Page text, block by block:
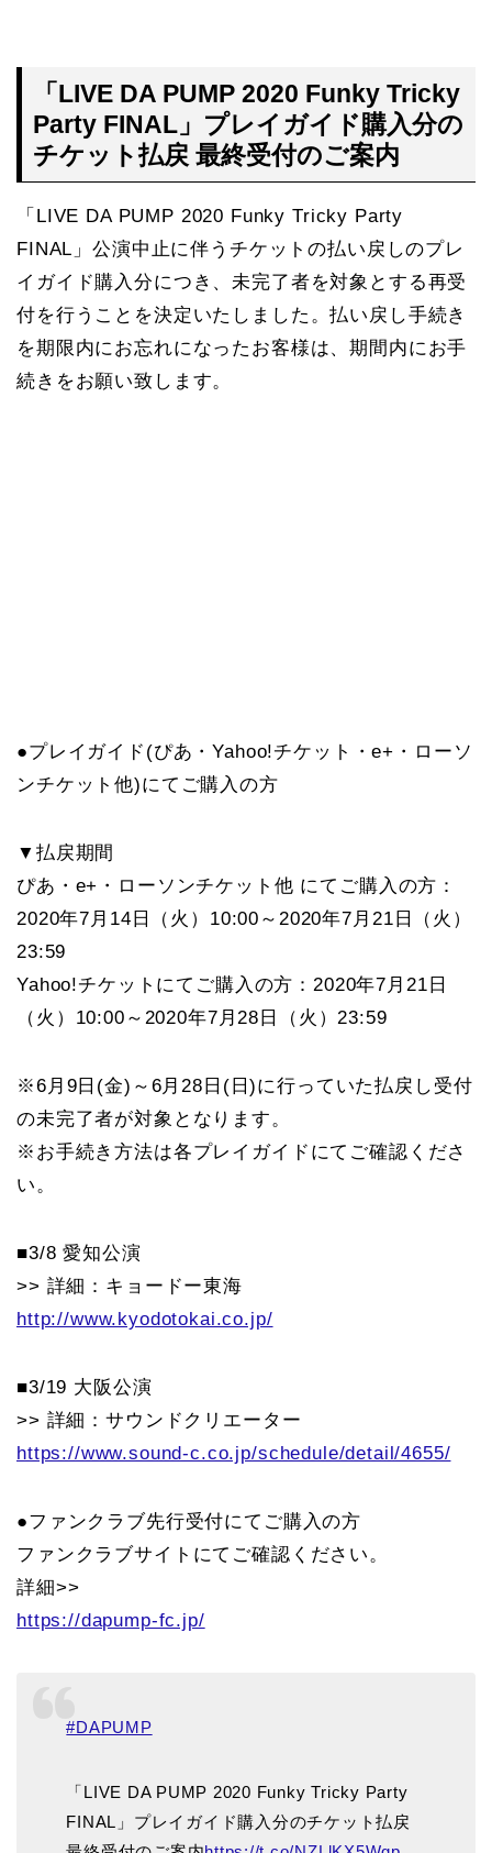
「LIVE DA PUMP 2020 Funky Tricky
Party FINAL」プレイガイド購入分の
チケット払戻 最終受付のご案内
「LIVE DA PUMP 2020 Funky Tricky Party
FINAL」公演中止に伴うチケットの払い戻しのプレ
イガイド購入分につき、未完了者を対象とする再受
付を行うことを決定いたしました。払い戻し手続き
を期限内にお忘れになったお客様は、期間内にお手
続きをお願い致します。
●プレイガイド(ぴあ・Yahoo!チケット・e+・ローソ
ンチケット他)にてご購入の方
▼払戻期間
ぴあ・e+・ローソンチケット他 にてご購入の方：
2020年7月14日（火）10:00～2020年7月21日（火）
23:59
Yahoo!チケットにてご購入の方：2020年7月21日
（火）10:00～2020年7月28日（火）23:59
※6月9日(金)～6月28日(日)に行っていた払戻し受付
の未完了者が対象となります。
※お手続き方法は各プレイガイドにてご確認くださ
い。
■3/8 愛知公演
>> 詳細：キョードー東海
http://www.kyodotokai.co.jp/
■3/19 大阪公演
>> 詳細：サウンドクリエーター
https://www.sound-c.co.jp/schedule/detail/4655/
●ファンクラブ先行受付にてご購入の方
ファンクラブサイトにてご確認ください。
詳細>>
https://dapump-fc.jp/
#DAPUMP
「LIVE DA PUMP 2020 Funky Tricky Party
FINAL」プレイガイド購入分のチケット払戻